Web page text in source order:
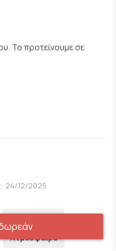
Το προτείνουμε σε
24/12/2025
5
Ατμόσφαιρα